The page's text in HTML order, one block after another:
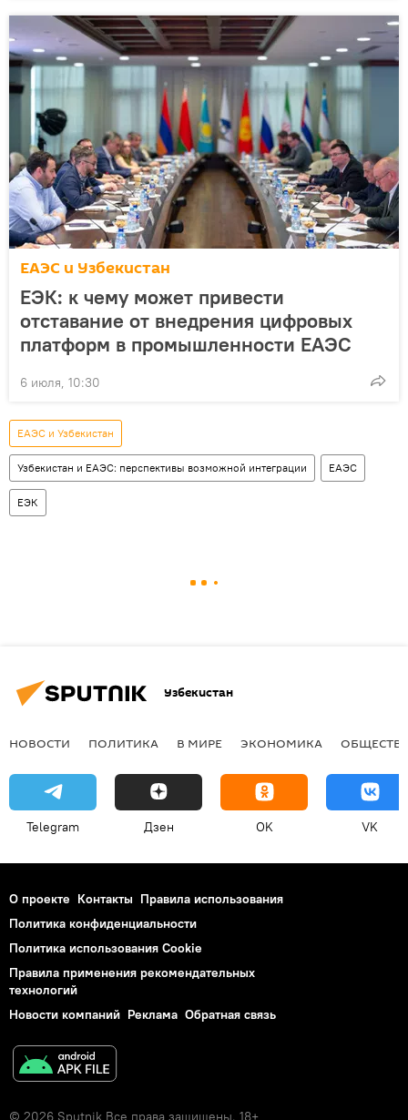
ЕАЭС и Узбекистан
ЕЭК: к чему может привести
отставание от внедрения цифровых
платформ в промышленности ЕАЭС
6 июля, 10:30
ЕАЭС и Узбекистан
Узбекистан и ЕАЭС: перспективы возможной интеграции ЕАЭС
ЕЭК
Узбекистан
НОВОСТИ ПОЛИТИКА В МИРЕ ЭКОНОМИКА
Telegram Дзен OK VK
О проекте Контакты Правила использования
Политика конфиденциальности
Политика использования Cookie
Правила применения рекомендательных
технологий
Новости компаний Реклама Обратная связь
© 2026 Sputnik Все права защищены. 18+